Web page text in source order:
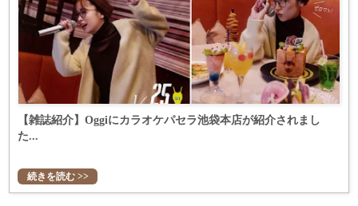
【雑誌紹介】Oggiにカラオケパセラ池袋本店が紹介されまし
た...
続きを読む >>